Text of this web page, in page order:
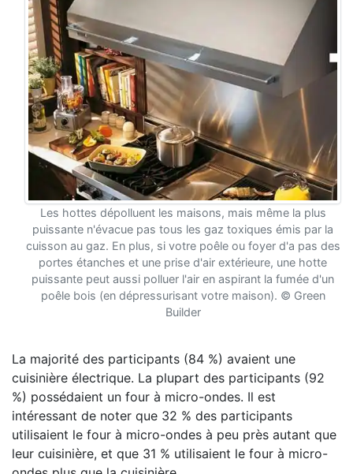
Les hottes dépolluent les maisons, mais même la plus
puissante n'évacue pas tous les gaz toxiques émis par la
cuisson au gaz. En plus, si votre poêle ou foyer d'a pas des
portes étanches et une prise d'air extérieure, une hotte
puissante peut aussi polluer l'air en aspirant la fumée d'un
poêle bois (en dépressurisant votre maison). © Green
Builder
La majorité des participants (84 %) avaient une
cuisinière électrique. La plupart des participants (92
%) possédaient un four à micro-ondes. Il est
intéressant de noter que 32 % des participants
utilisaient le four à micro-ondes à peu près autant que
leur cuisinière, et que 31 % utilisaient le four à micro-